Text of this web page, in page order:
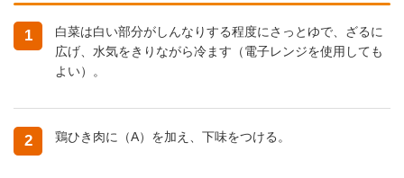
1
白菜は白い部分がしんなりする程度にさっとゆで、ざるに
広げ、水気をきりながら冷ます（電子レンジを使用しても
よい）。
2 鶏ひき肉に（A）を加え、下味をつける。